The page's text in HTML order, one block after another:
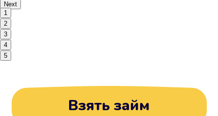
Next
1
2
3
4
5
Взять займ